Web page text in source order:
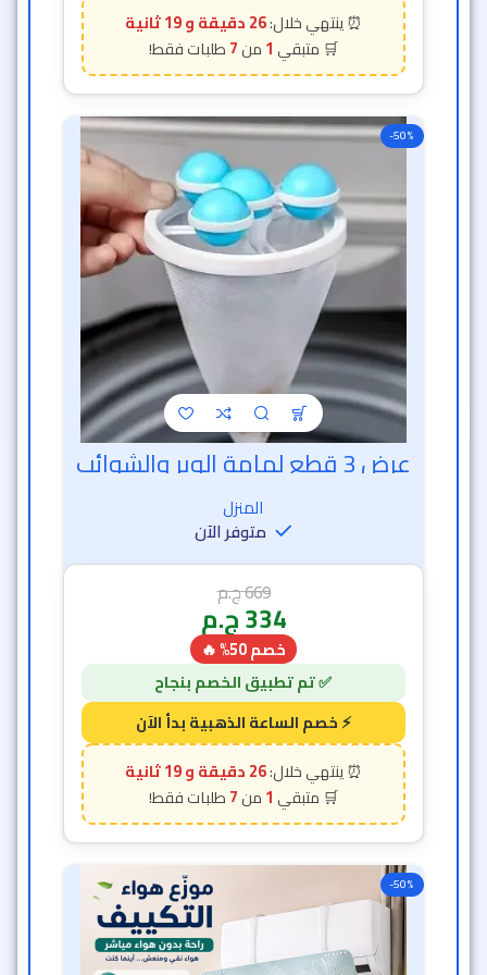
26 دقيقة و 17 ثانية
1
7
-50%
خصم الساعة الذهبية
عرض 3 قطع لمامة الوبر والشوائب
المنزل
متوفر الآن
669ج.م
334ج.م
خصم 50% 🔥
26 دقيقة و 17 ثانية
1
7
-50%